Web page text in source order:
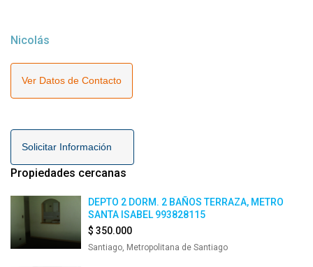
Nicolás
Ver Datos de Contacto
Solicitar Información
Propiedades cercanas
DEPTO 2 DORM. 2 BAÑOS TERRAZA, METRO
SANTA ISABEL 993828115
$ 350.000
Santiago, Metropolitana de Santiago